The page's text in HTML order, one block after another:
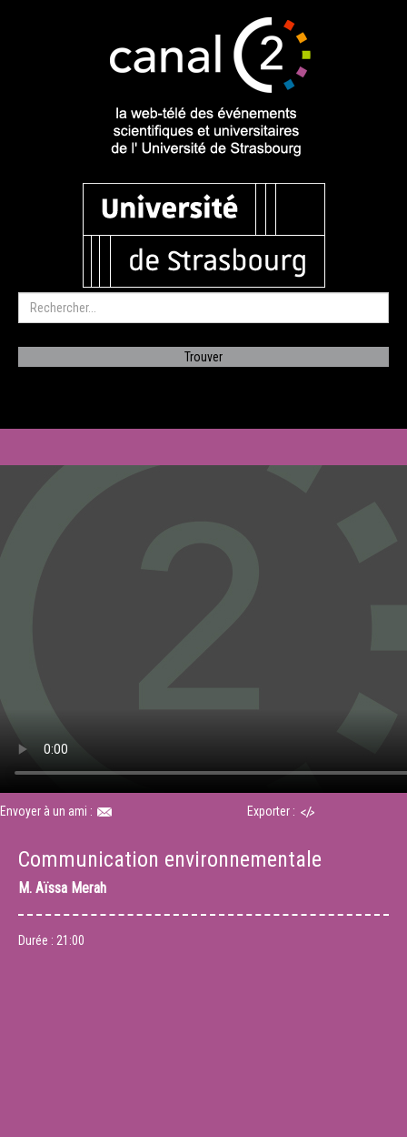
Envoyer à un ami : Exporter :
Communication environnementale
M. Aïssa Merah
Durée : 21:00